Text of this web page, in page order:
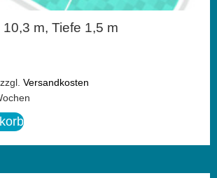
m, Tiefe 1,5 m
zzgl. Versandkosten